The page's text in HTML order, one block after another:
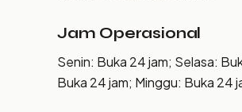
Jam Operasional
Senin: Buka 24 jam; Selasa:
Buka 24 jam; Minggu: Buka 24